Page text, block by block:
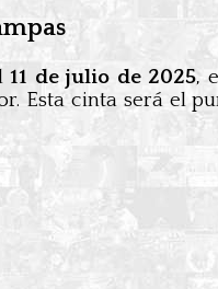
11 de julio de 2025,
Esta cinta será el